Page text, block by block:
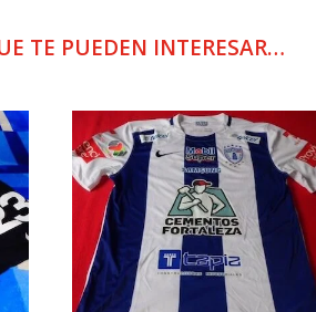
TE PUEDEN INTERESAR…